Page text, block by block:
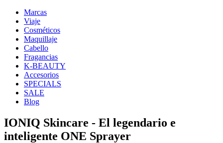
Marcas
Viaje
Cosméticos
Maquillaje
Cabello
Fragancias
K-BEAUTY
Accesorios
SPECIALS
SALE
Blog
IONIQ Skincare - El legendario e
inteligente ONE Sprayer